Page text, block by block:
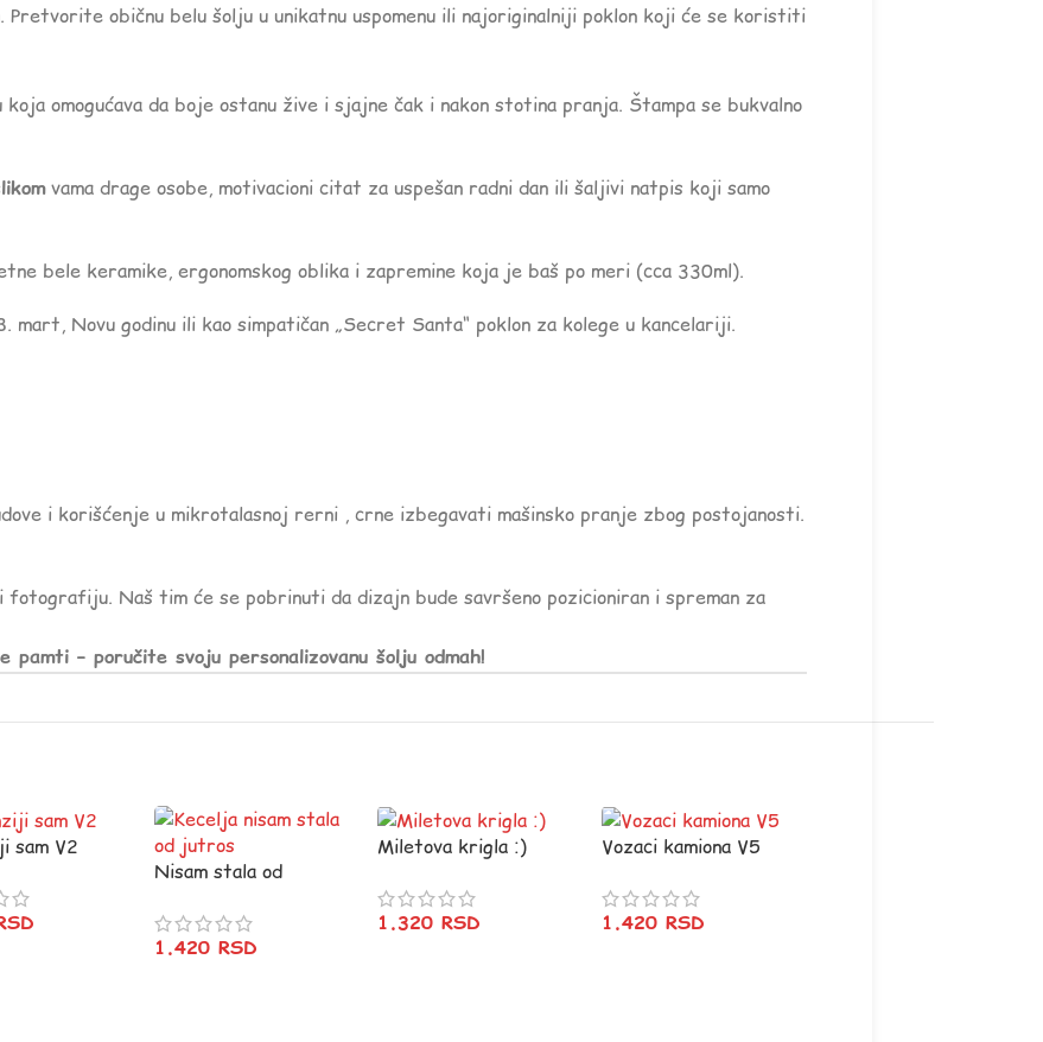
običnu belu šolju u unikatnu uspomenu ili najoriginalniji poklon koji će se koristiti
omogućava da boje ostanu žive i sjajne čak i nakon stotina pranja. Štampa se bukvalno
vama drage osobe, motivacioni citat za uspešan radni dan ili šaljivi natpis koji samo
bele keramike, ergonomskog oblika i zapremine koja je baš po meri (cca 330ml).
mart, Novu godinu ili kao simpatičan „Secret Santa“ poklon za kolege u kancelariji.
i korišćenje u mikrotalasnoj rerni , crne izbegavati mašinsko pranje zbog postojanosti.
Naš tim će se pobrinuti da dizajn bude savršeno pozicioniran i spreman za
pamti – poručite svoju personalizovanu šolju odmah!
sam V2
Nisam stala od
1.420 RSD
Miletova krigla :)
1.320RSD
Vozaci kamiona V5
1.420 RSD